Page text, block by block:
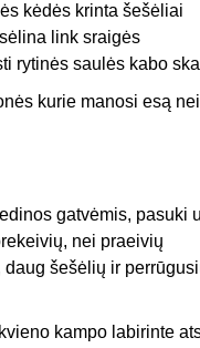
kėdės krinta šešėliai
link sraigės
rytinės saulės kabo
kurie manosi esą
gatvėmis, pasuki
nei praeivių
šešėlių ir
kampo labirinte